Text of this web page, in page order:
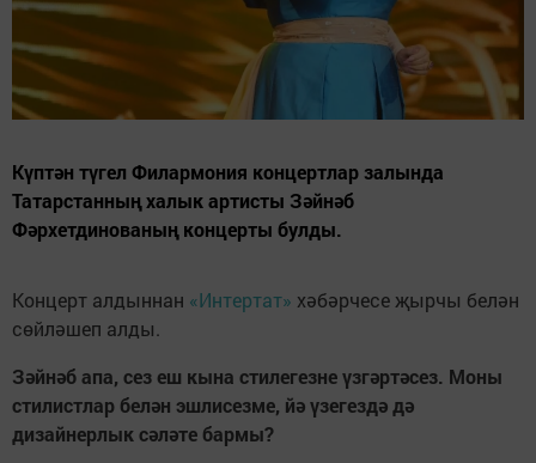
Күптән түгел Филармония концертлар залында
Татарстанның халык артисты Зәйнәб
Фәрхетдинованың концерты булды.
Концерт алдыннан «Интертат» хәбәрчесе җырчы белән
сөйләшеп алды.
Зәйнәб апа, сез еш кына стилегезне үзгәртәсез. Моны
стилистлар белән эшлисезме, йә үзегездә дә
дизайнерлык сәләте бармы?